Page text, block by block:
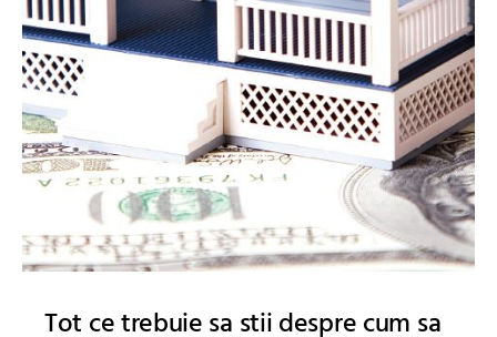
Tot ce trebuie sa stii despre cum sa